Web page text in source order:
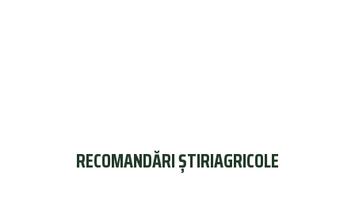
RECOMANDĂRI ȘTIRIAGRICOLE